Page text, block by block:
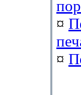
¤
¤